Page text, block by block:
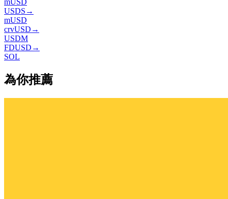
mUSD
USDS →
mUSD
crvUSD →
USDM
FDUSD →
SOL
為你推薦